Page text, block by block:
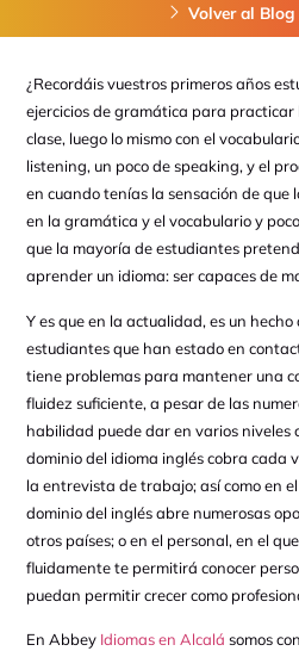
Volver al
¿Recordáis vuestros primeros años
ejercicios de gramática para practicar
clase, luego lo mismo con el
listening, un poco de speaking, y el
en cuando tenías la sensación de que
en la gramática y el vocabulario y
que la mayoría de estudiantes
aprender un idioma: ser capaces de
Y es que en la actualidad, es un
estudiantes que han estado en
tiene problemas para mantener una
fluidez suficiente, a pesar de las
habilidad puede dar en varios niveles
dominio del idioma inglés cobra cada
la entrevista de trabajo; así como en
dominio del inglés abre numerosas
otros países; o en el personal, en el
fluidamente te permitirá conocer
puedan permitir crecer como
En Abbey Idiomas en Alcalá somos